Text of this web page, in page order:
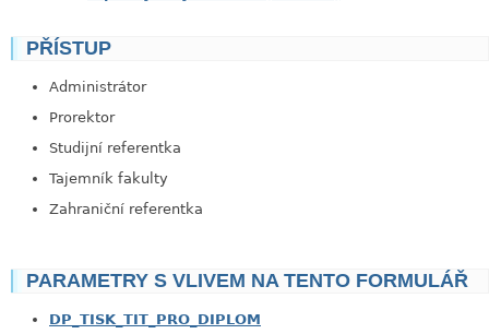
PŘÍSTUP
Administrátor
Prorektor
Studijní referentka
Tajemník fakulty
Zahraniční referentka
PARAMETRY S VLIVEM NA TENTO FORMULÁŘ
DP_TISK_TIT_PRO_DIPLOM